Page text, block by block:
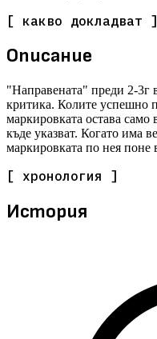
[ какво докладват ]
Описание
"Направената" преди 2-3г
критика. Колите успешно
маркировката остава само
къде указват. Когато има
маркировката по нея
[ хронология ]
История